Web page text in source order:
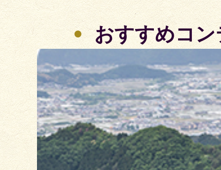
おすすめコン
3
枚
目
の
ス